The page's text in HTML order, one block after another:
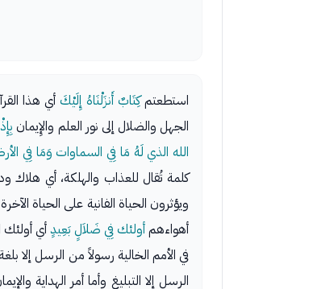
استطعتمكِتَابٌ أَنزَلْنَاهُ إِلَيْكَأي هذا
الجهل والضلال إلى نور العلم والإِيمان
الله الذي لَهُ مَا فِي السماوات وَمَا فِي
كلمة تُقال للعذاب والهلكة، أي هلاك
ويؤثرون الحياة الفانية على الحياة الآخرة
أهواءهمأولئك فِي ضَلاَلٍ بَعِيدٍأي
في الأمم الخالية رسولاً من الرسل إلا
الرسل إلا التبليغ وأما أمر